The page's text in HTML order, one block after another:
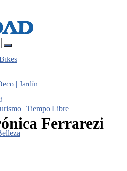
| Jardín
| Tiempo Libre
Ferrarezi